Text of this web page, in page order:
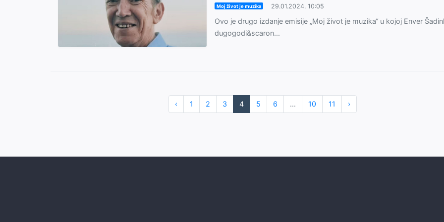
Moj život je muzika 29.01.2024. 10:05
Ovo je drugo izdanje emisije „Moj život je muzika“ u kojoj Enver
dugogodi&scaron...
‹ 1 2 3 4 5 6 ... 10 11 ›